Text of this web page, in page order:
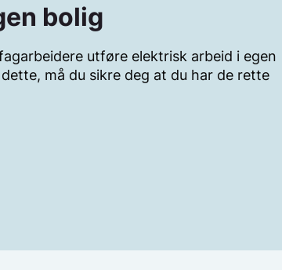
bolig
utføre elektrisk arbeid i egen
må du sikre deg at du har de rette